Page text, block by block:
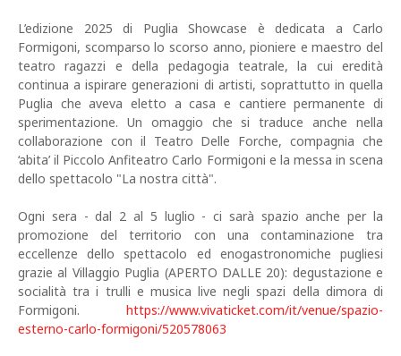
L’edizione 2025 di Puglia Showcase è dedicata a Carlo
Formigoni, scomparso lo scorso anno, pioniere e maestro del
teatro ragazzi e della pedagogia teatrale, la cui eredità
continua a ispirare generazioni di artisti, soprattutto in quella
Puglia che aveva eletto a casa e cantiere permanente di
sperimentazione. Un omaggio che si traduce anche nella
collaborazione con il Teatro Delle Forche, compagnia che
‘abita’ il Piccolo Anfiteatro Carlo Formigoni e la messa in scena
dello spettacolo "La nostra città".
Ogni sera - dal 2 al 5 luglio - ci sarà spazio anche per la
promozione del territorio con una contaminazione tra
eccellenze dello spettacolo ed enogastronomiche pugliesi
grazie al Villaggio Puglia (APERTO DALLE 20): degustazione e
socialità tra i trulli e musica live negli spazi della dimora di
Formigoni. https://www.vivaticket.com/it/venue/spazio-
esterno-carlo-formigoni/520578063